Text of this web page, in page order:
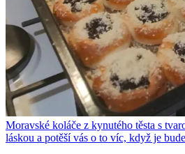
Moravské koláče z kynutého těsta s
láskou a potěší vás o to víc, když je